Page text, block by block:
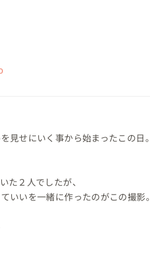
見せにいく事から始まったこの日。
た２人でしたが、
いいを一緒に作ったのがこの撮影。